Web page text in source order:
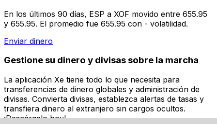
En los últimos 90 días, ESP a XOF movido entre 655.95
y 655.95. El promedio fue 655.95 con - volatilidad.
Enviar dinero
Gestione su dinero y divisas sobre la marcha
La aplicación Xe tiene todo lo que necesita para
transferencias de dinero globales y administración de
divisas. Convierta divisas, establezca alertas de tasas y
transfiera dinero al extranjero sin cargos ocultos.
¡Descárgalo hoy!